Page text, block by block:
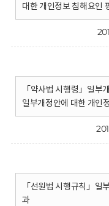
대한 개인정보 침해요인
「약사법 시행령」일부
일부개정안에 대한 개인
「선원법 시행규칙」일
과